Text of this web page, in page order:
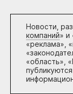
Новости,
компаний» и
«реклама»,
«область»,